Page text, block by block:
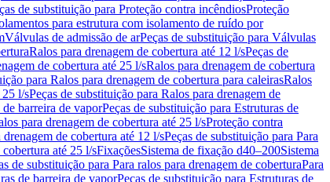
de substituição para Proteção contra incêndiosProteção
para estrutura com isolamento de ruído por
Válvulas de admissão de arPeças de substituição para Válvulas
Ralos para drenagem de cobertura até 12 l/sPeças de
de cobertura até 25 l/sRalos para drenagem de cobertura
para Ralos para drenagem de cobertura para caleirasRalos
25 l/sPeças de substituição para Ralos para drenagem de
de barreira de vaporPeças de substituição para Estruturas de
para drenagem de cobertura até 25 l/sProteção contra
drenagem de cobertura até 12 l/sPeças de substituição para Para
cobertura até 25 l/sFixaçõesSistema de fixação d40–200Sistema
de substituição para Para ralos para drenagem de coberturaPara
de barreira de vaporPeças de substituição para Estruturas de